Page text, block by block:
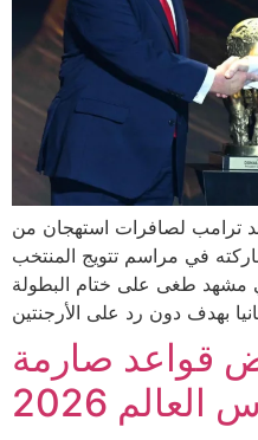
ترامب لصافرات استهجان من
في مراسم تتويج المنتخب
مشهد طغى على ختام البطولة
قواعد صارمة
2026